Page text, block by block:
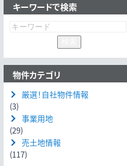
キーワードで検索
物件カテゴリ
厳選！自社物件情報
(3)
事業用地
(29)
売土地情報
(117)